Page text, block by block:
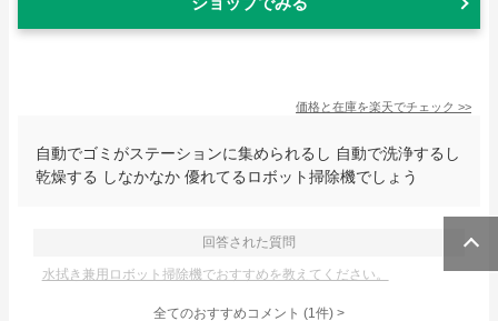
価格と在庫を楽天でチェック >>
自動でゴミがステーションに集められるし 自動で洗浄するし
乾燥する しなかなか 優れてるロボット掃除機でしょう
回答された質問
水拭き兼用ロボット掃除機でおすすめを教えてください。
全てのおすすめコメント (1件) >